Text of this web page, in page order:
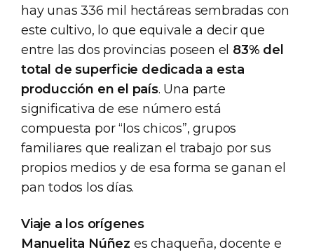
hay unas 336 mil hectáreas sembradas con
este cultivo, lo que equivale a decir que
entre las dos provincias poseen el 83% del
total de superficie dedicada a esta
producción en el país. Una parte
significativa de ese número está
compuesta por “los chicos”, grupos
familiares que realizan el trabajo por sus
propios medios y de esa forma se ganan el
pan todos los días.
Viaje a los orígenes
Manuelita Núñez es chaqueña, docente e